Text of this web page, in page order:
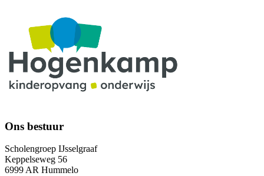
Ons bestuur
Scholengroep IJsselgraaf
Keppelseweg 56
6999 AR Hummelo